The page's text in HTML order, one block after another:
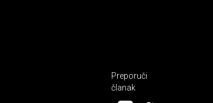
Preporuči
članak